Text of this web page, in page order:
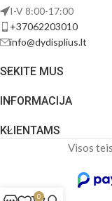
I-V 8:00-17:00
+37062203010
info@dydisplius.lt
SEKITE MUS
INFORMACIJA
KLIENTAMS
Visos
0